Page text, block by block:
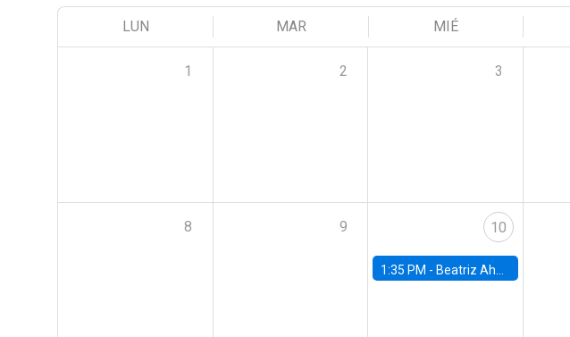
LUN MAR MIÉ
1 2 3
8 9 10
1:35 PM - Beatriz Ahumada, PhD candidate, Universidad de Pittsburgh